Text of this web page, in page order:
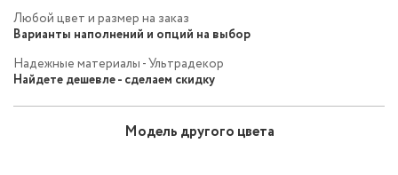
Любой цвет и размер на заказ
Варианты наполнений и опций на выбор
Надежные материалы - Ультрадекор
Найдете дешевле - сделаем скидку
Модель другого цвета